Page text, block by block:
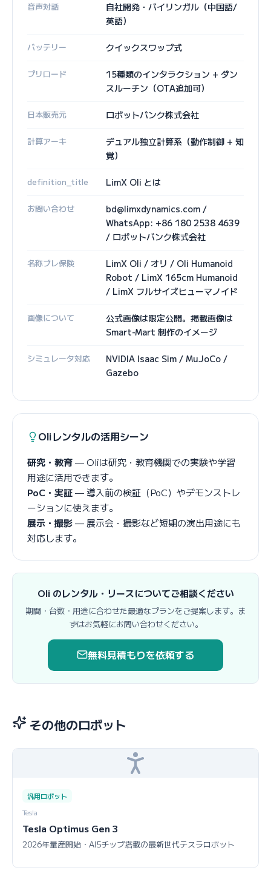
音声対話
自社開発・バイリンガル（中国語/
英語）
バッテリー クイックスワップ式
プリロード
15種類のインタラクション + ダン
スルーチン（OTA追加可）
日本販売元 ロボットバンク株式会社
計算アーキ
デュアル独立計算系（動作制御 + 知
覚）
definition_title LimX Oli とは
お問い合わせ
bd@limxdynamics.com /
WhatsApp: +86 180 2538 4639
/ ロボットバンク株式会社
名称ブレ保険
LimX Oli / オリ / Oli Humanoid
Robot / LimX 165cm Humanoid
/ LimX フルサイズヒューマノイド
画像について
公式画像は限定公開。掲載画像は
Smart-Mart 制作のイメージ
シミュレータ対応
NVIDIA Isaac Sim / MuJoCo /
Gazebo
Oliレンタルの活用シーン
研究・教育— Oliは研究・教育機関での実験や学習
用途に活用できます。
PoC・実証— 導入前の検証（PoC）やデモンストレ
ーションに使えます。
展示・撮影— 展示会・撮影など短期の演出用途にも
対応します。
Oli のレンタル・リースについてご相談ください
期間・台数・用途に合わせた最適なプランをご提案します。ま
ずはお気軽にお問い合わせください。
無料見積もりを依頼する
その他のロボット
汎用ロボット
Tesla
Tesla Optimus Gen 3
2026年量産開始・AI5チップ搭載の最新世代テスラロボット